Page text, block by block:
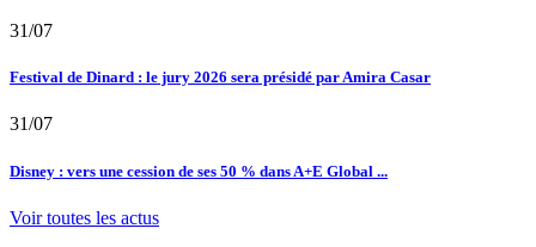
31/07
Festival de Dinard : le jury 2026 sera présidé par Amira Casar
31/07
Disney : vers une cession de ses 50 % dans A+E Global ...
Voir toutes les actus